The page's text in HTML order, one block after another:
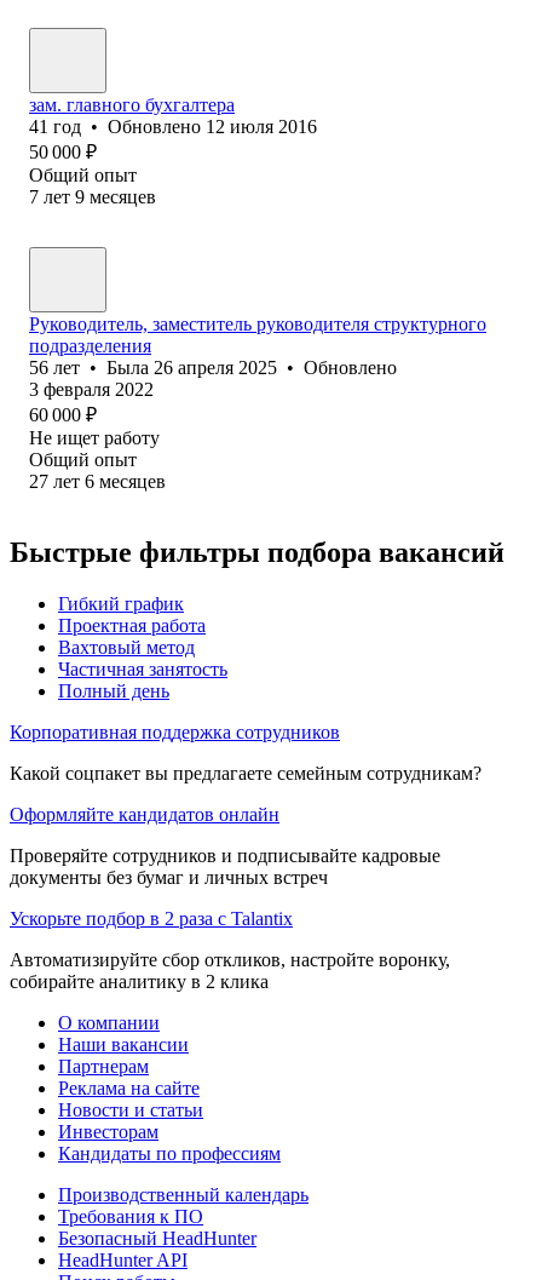
зам. главного бухгалтера
41 год • Обновлено 12 июля 2016
50 000 ₽
Общий опыт
7 лет 9 месяцев
Руководитель, заместитель руководителя структурного
подразделения
56 лет • Была 26 апреля 2025 • Обновлено
3 февраля 2022
60 000 ₽
Не ищет работу
Общий опыт
27 лет 6 месяцев
Быстрые фильтры подбора вакансий
Гибкий график
Проектная работа
Вахтовый метод
Частичная занятость
Полный день
Корпоративная поддержка сотрудников
Какой соцпакет вы предлагаете семейным сотрудникам?
Оформляйте кандидатов онлайн
Проверяйте сотрудников и подписывайте кадровые
документы без бумаг и личных встреч
Ускорьте подбор в 2 раза с Talantix
Автоматизируйте сбор откликов, настройте воронку,
собирайте аналитику в 2 клика
О компании
Наши вакансии
Партнерам
Реклама на сайте
Новости и статьи
Инвесторам
Кандидаты по профессиям
Производственный календарь
Требования к ПО
Безопасный HeadHunter
HeadHunter API